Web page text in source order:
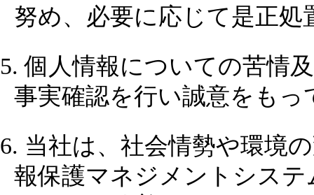
努め、必要に応じて是正処
5. 個人情報についての苦情
事実確認を行い誠意をも
6. 当社は、社会情勢や環境
報保護マネジメントシス